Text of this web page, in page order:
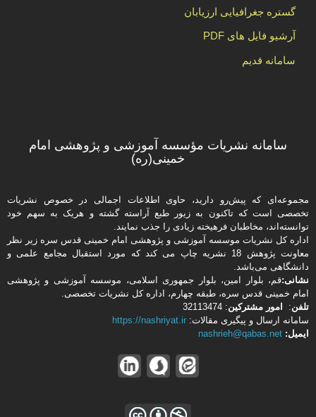
گستره جغرافیایی ارزیابان
آرشیو فایل های PDF
سامانه قدیم
سامانه نشریات مؤسسه آموزشی و پژوهشی امام
خمینی(ره)
مجموعه‌ای که پیش‌رو دارید،‌ حاوی اطلاعات اجمالی در خصوص نشریات
تخصصی است که تاکنون به زیور طبع آراسته گشته و هریک به سهم خود
توانسته‌اند، مخاطبان فرهیخته‌ زیادی را جذب نمایند.
اداره كل نشریات موسسه آموزشی و پژوهشی امام خمینی قدس سره زیر نظر
معاونت پژوهش 18 نشریه چاپ می کند که مورد استقبال مجامع علمی و
دانشگاهی می‌باشد.
نشانی:قم، بلوار امین، بلوار جمهوری اسلامی، موسسه آموزشی و پژوهشی
امام خمینی قدس سره، طبقه چهارم، اداره كل نشریات تخصصی.
تلفن: امور مشتركین: 32113474
سامانه ارسال و پیگیری مقالات: https://nashriyat.ir
ایمیل: nashrieh@qabas.net